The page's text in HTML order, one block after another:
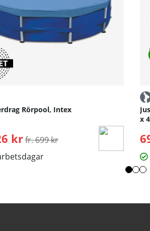
Rörpool, Intex
krOrdinarie pris:
fr. 699 kr
x